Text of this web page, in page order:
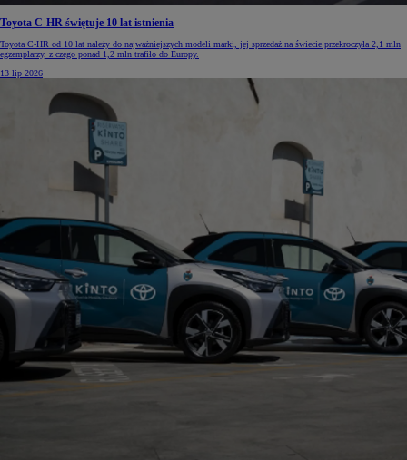
Toyota C-HR świętuje 10 lat istnienia
Toyota C-HR od 10 lat należy do najważniejszych modeli marki, jej sprzedaż na świecie przekroczyła 2,1 mln
egzemplarzy, z czego ponad 1,2 mln trafiło do Europy.
13 lip 2026